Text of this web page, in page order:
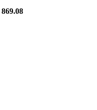
869.08